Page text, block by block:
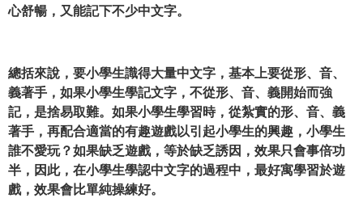
心舒暢，又能記下不少中文字。
總括來說，要小學生識得大量中文字，基本上要從形、音、
義著手，如果小學生學記文字，不從形、音、義開始而強
記，是捨易取難。如果小學生學習時，從紮實的形、音、義
著手，再配合適當的有趣遊戲以引起小學生的興趣，小學生
誰不愛玩？如果缺乏遊戲，等於缺乏誘因，效果只會事倍功
半，因此，在小學生學認中文字的過程中，最好寓學習於遊
戲，效果會比單純操練好。